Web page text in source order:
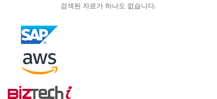
검색된 자료가 하나도 없습니다.